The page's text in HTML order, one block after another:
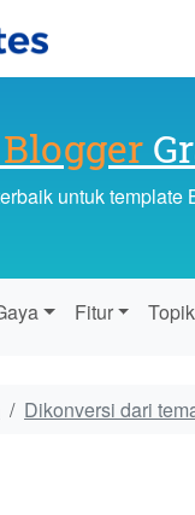
Blogger
untuk template
Fitur Topik
Dikonversi dari